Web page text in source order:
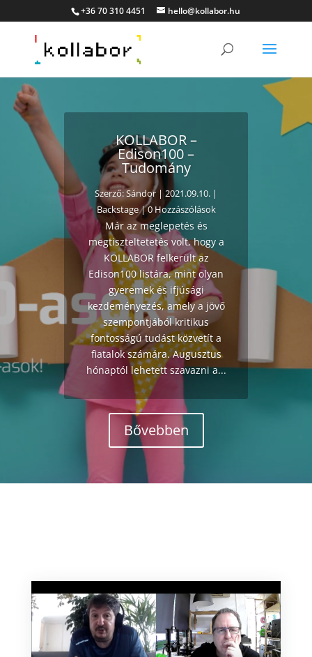
+36 70 310 4451 hello@kollabor.hu
KOLLABOR –
Edison100 –
Tudomány
Szerző:Sándor| 2021.09.10. |
Backstage| 0 Hozzászólások
Már az meglepetés és
megtiszteltetetés volt, hogy a
KOLLABOR felkerült az
Edison100 listára, mint olyan
gyeremek és ifjúsági
kezdeményezés, amely a jövő
szempontjából kritikus
fontosságú tudást közvetít a
fiatalok számára. Augusztus
hónaptól lehetett szavazni a...
Bővebben